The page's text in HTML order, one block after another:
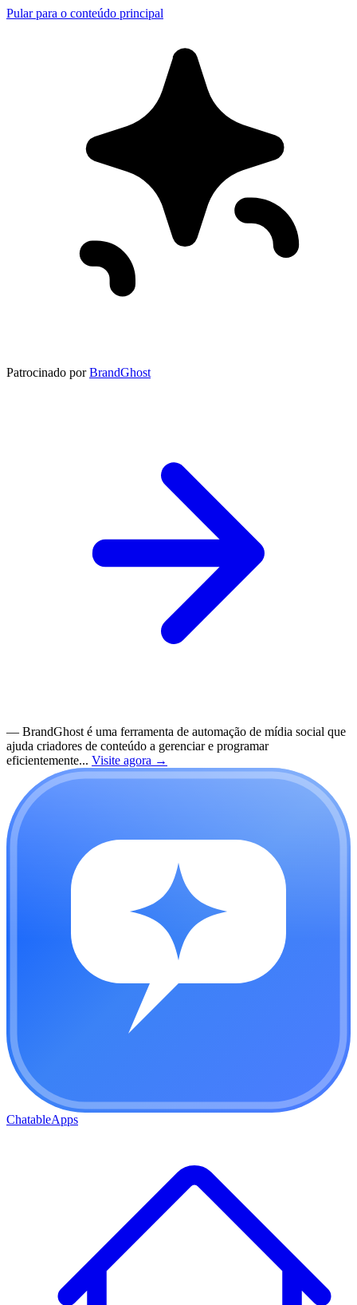
Pular para o conteúdo principal
Patrocinado por BrandGhost
— BrandGhost é uma ferramenta de automação de mídia social que
ajuda criadores de conteúdo a gerenciar e programar
eficientemente... Visite agora →
ChatableApps